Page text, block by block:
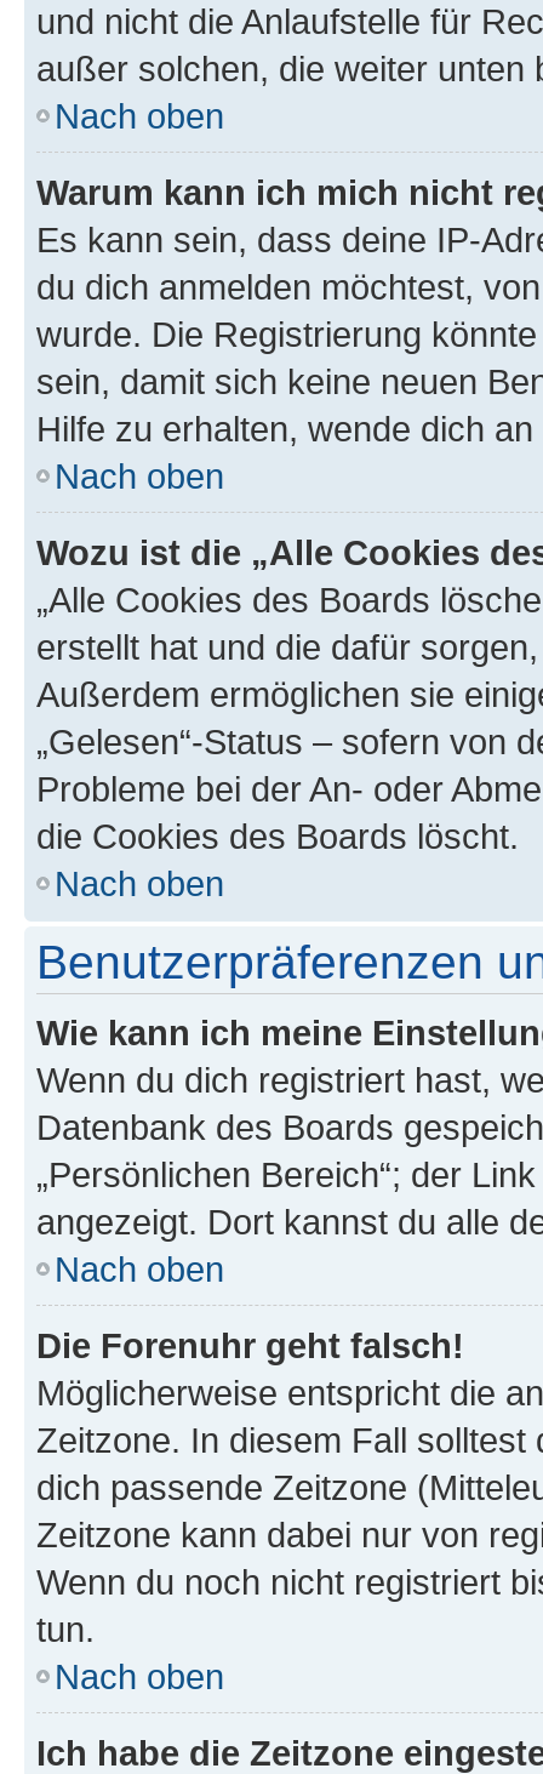
und nicht die Anlaufstelle für
außer solchen, die weiter unten
Nach oben
Warum kann ich mich nicht
Es kann sein, dass deine IP-
du dich anmelden möchtest,
wurde. Die Registrierung
sein, damit sich keine neuen
Hilfe zu erhalten, wende dich
Nach oben
Wozu ist die „Alle Cookies
„Alle Cookies des Boards
erstellt hat und die dafür
Außerdem ermöglichen sie
„Gelesen“-Status – sofern von
Probleme bei der An- oder
die Cookies des Boards löscht.
Nach oben
Benutzerpräferenzen
Wie kann ich meine
Wenn du dich registriert hast,
Datenbank des Boards
„Persönlichen Bereich“; der
angezeigt. Dort kannst du alle
Nach oben
Die Forenuhr geht falsch!
Möglicherweise entspricht die
Zeitzone. In diesem Fall solltest
dich passende Zeitzone
Zeitzone kann dabei nur von
Wenn du noch nicht registriert
tun.
Nach oben
Ich habe die Zeitzone